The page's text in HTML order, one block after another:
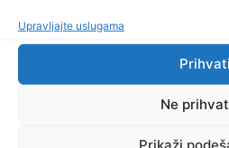
Upravljajte uslugama
Prihvati
Ne